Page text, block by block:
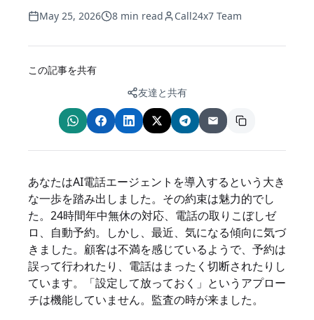
May 25, 2026 8 min read Call24x7 Team
この記事を共有
友達と共有
あなたはAI電話エージェントを導入するという大き
な一歩を踏み出しました。その約束は魅力的でし
た。24時間年中無休の対応、電話の取りこぼしゼ
ロ、自動予約。しかし、最近、気になる傾向に気づ
きました。顧客は不満を感じているようで、予約は
誤って行われたり、電話はまったく切断されたりし
ています。「設定して放っておく」というアプロー
チは機能していません。監査の時が来ました。